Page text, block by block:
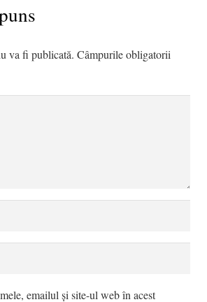
va fi publicată. Câmpurile obligatorii
emailul și site-ul web în acest